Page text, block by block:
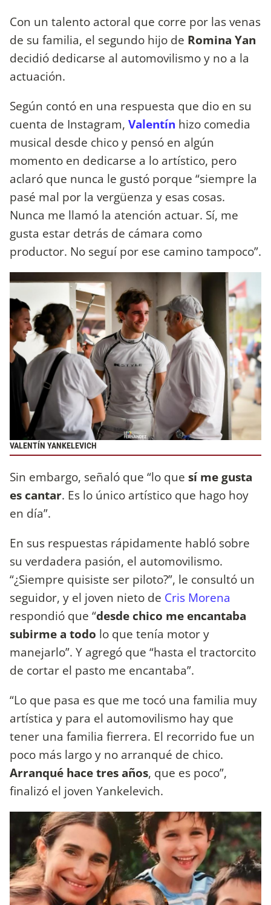
Con un talento actoral que corre por las venas
de su familia, el segundo hijo de Romina Yan
decidió dedicarse al automovilismo y no a la
actuación.
Según contó en una respuesta que dio en su
cuenta de Instagram, Valentín hizo comedia
musical desde chico y pensó en algún
momento en dedicarse a lo artístico, pero
aclaró que nunca le gustó porque “siempre la
pasé mal por la vergüenza y esas cosas.
Nunca me llamó la atención actuar. Sí, me
gusta estar detrás de cámara como
productor. No seguí por ese camino tampoco”.
VALENTÍN YANKELEVICH
Sin embargo, señaló que “lo que sí me gusta
es cantar. Es lo único artístico que hago hoy
en día”.
En sus respuestas rápidamente habló sobre
su verdadera pasión, el automovilismo.
“¿Siempre quisiste ser piloto?”, le consultó un
seguidor, y el joven nieto de Cris Morena
respondió que “desde chico me encantaba
subirme a todo lo que tenía motor y
manejarlo”. Y agregó que “hasta el tractorcito
de cortar el pasto me encantaba”.
“Lo que pasa es que me tocó una familia muy
artística y para el automovilismo hay que
tener una familia fierrera. El recorrido fue un
poco más largo y no arranqué de chico.
Arranqué hace tres años, que es poco”,
finalizó el joven Yankelevich.